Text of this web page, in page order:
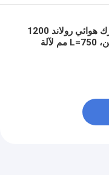
زنبرك هوائي رولاند 1200
نيوتن، L=750 مم لآلة